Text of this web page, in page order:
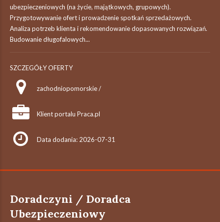
ubezpieczeniowych (na życie, majątkowych, grupowych).
Przygotowywanie ofert i prowadzenie spotkań sprzedażowych.
Analiza potrzeb klienta i rekomendowanie dopasowanych rozwiązań.
Budowanie długofalowych...
SZCZEGÓŁY OFERTY
zachodniopomorskie /
Klient portalu Praca.pl
Data dodania: 2026-07-31
Doradczyni / Doradca
Ubezpieczeniowy